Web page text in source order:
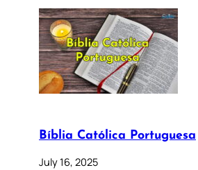
Bíblia Católica Portuguesa
July 16, 2025